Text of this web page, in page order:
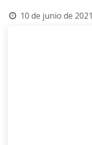
10 de junio de 2021